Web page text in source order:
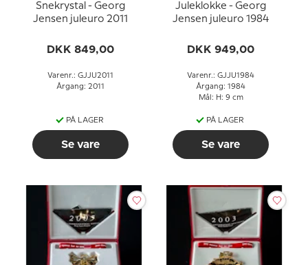
Snekrystal - Georg
Jensen juleuro 2011
DKK 849,00
Varenr.: GJJU2011
Årgang: 2011
PÅ LAGER
Se vare
Juleklokke - Georg
Jensen juleuro 1984
DKK 949,00
Varenr.: GJJU1984
Årgang: 1984
Mål: H: 9 cm
PÅ LAGER
Se vare